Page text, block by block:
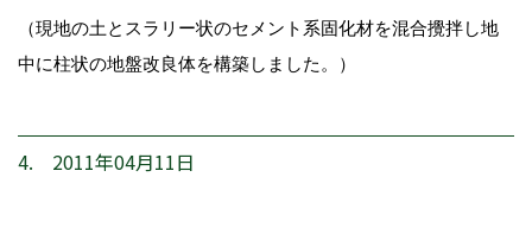
（現地の土とスラリー状のセメント系固化材を混合攪拌し地
中に柱状の地盤改良体を構築しました。）
4. 2011年04月11日